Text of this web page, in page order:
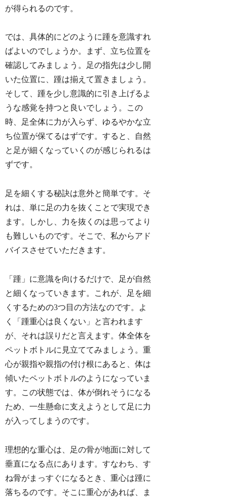
が得られるのです。
では、具体的にどのように踵を意識すれ
ばよいのでしょうか。まず、立ち位置を
確認してみましょう。足の指先は少し開
いた位置に、踵は揃えて置きましょう。
そして、踵を少し意識的に引き上げるよ
うな感覚を持つと良いでしょう。この
時、足全体に力が入らず、ゆるやかな立
ち位置が保てるはずです。すると、自然
と足が細くなっていくのが感じられるは
ずです。
足を細くする秘訣は意外と簡単です。そ
れは、単に足の力を抜くことで実現でき
ます。しかし、力を抜くのは思ってより
も難しいものです。そこで、私からアド
バイスさせていただきます。
「踵」に意識を向けるだけで、足が自然
と細くなっていきます。これが、足を細
くするための3つ目の方法なのです。よ
く「踵重心は良くない」と言われます
が、それは誤りだと言えます。体全体を
ペットボトルに見立ててみましょう。重
心が親指や親指の付け根にあると、体は
傾いたペットボトルのようになっていま
す。この状態では、体が倒れそうになる
ため、一生懸命に支えようとして足に力
が入ってしまうのです。
理想的な重心は、足の骨が地面に対して
垂直になる点にあります。すなわち、す
ね骨がまっすぐになるとき、重心は踵に
落ちるのです。そこに重心があれば、ま